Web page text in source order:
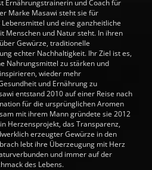
Ernährungstrainerin und Coach für
Marke Masawi steht sie für
und eine ganzheitliche
Menschen und Natur steht. In ihren
Gewürze, traditionelle
echter Nachhaltigkeit. Ihr Ziel ist es,
Nahrungsmittel zu stärken und
wieder mehr
und Ernährung zu
entstand 2010 auf einer Reise nach
für die ursprünglichen Aromen
mit ihrem Mann gründete sie 2012
Herzensprojekt, das Transparenz,
erzeugter Gewürze in den
lebt ihre Überzeugung mit Herz
und immer auf der
des Lebens.